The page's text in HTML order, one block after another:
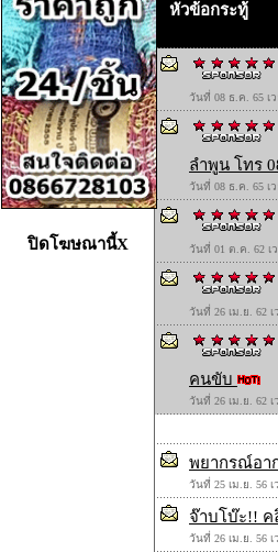
หัวข้อกระทู้
วันที่ 08 ธ.ค. 65 เ
ลำพูน โทร
วันที่ 08 ธ.ค. 65 เ
วันที่ 01 ต.ค. 62 เ
วันที่ 26 เม.ย. 62 เ
คนขับ
วันที่ 26 เม.ย. 62
พยากรณ์อา
วันที่ 25 เม.ย. 56
จ๊าบโบ๊ะ!! ค
วันที่ 26 เม.ย. 56
ปิดโฆษณานี้X